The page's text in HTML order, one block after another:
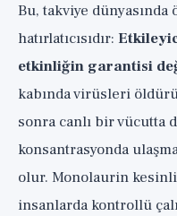
Bu, takviye
hatırlatıcısıdır:
etkinliğin garantisi
kabında virüsleri
sonra canlı bir vücutta
konsantrasyonda
olur. Monolaurin
insanlarda kontrollü